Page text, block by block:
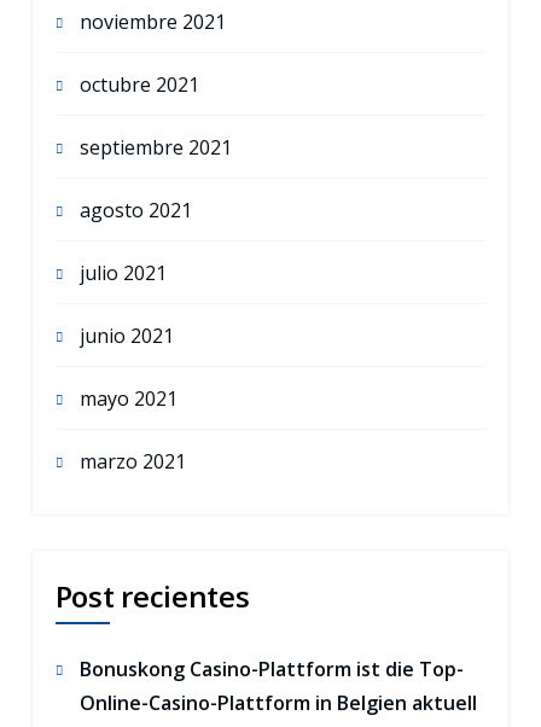
noviembre 2021
octubre 2021
septiembre 2021
agosto 2021
julio 2021
junio 2021
mayo 2021
marzo 2021
Post recientes
Bonuskong Casino-Plattform ist die Top-
Online-Casino-Plattform in Belgien aktuell